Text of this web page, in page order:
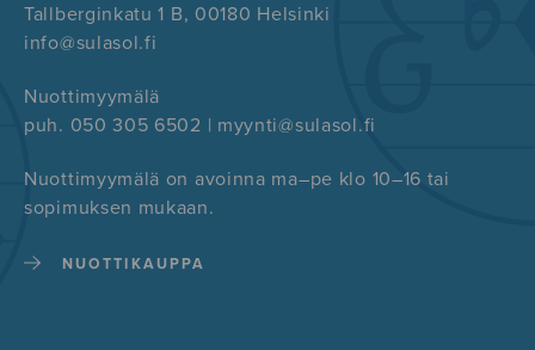
Tallberginkatu 1 B, 00180 Helsinki
info@sulasol.fi
Nuottimyymälä
puh. 050 305 6502 | myynti@sulasol.fi
Nuottimyymälä on avoinna ma–pe klo 10–16 tai
sopimuksen mukaan.
NUOTTIKAUPPA